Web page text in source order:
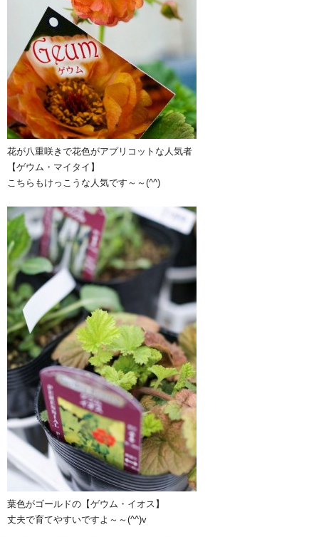
花が八重咲きで花色がアプリコットな人気者
【ゲウム・マイタイ】
こちらもけっこうな人気です～～(^^)
葉色がゴールドの【ゲウム・イオス】
丈夫で育てやすいですよ～～(^^)v